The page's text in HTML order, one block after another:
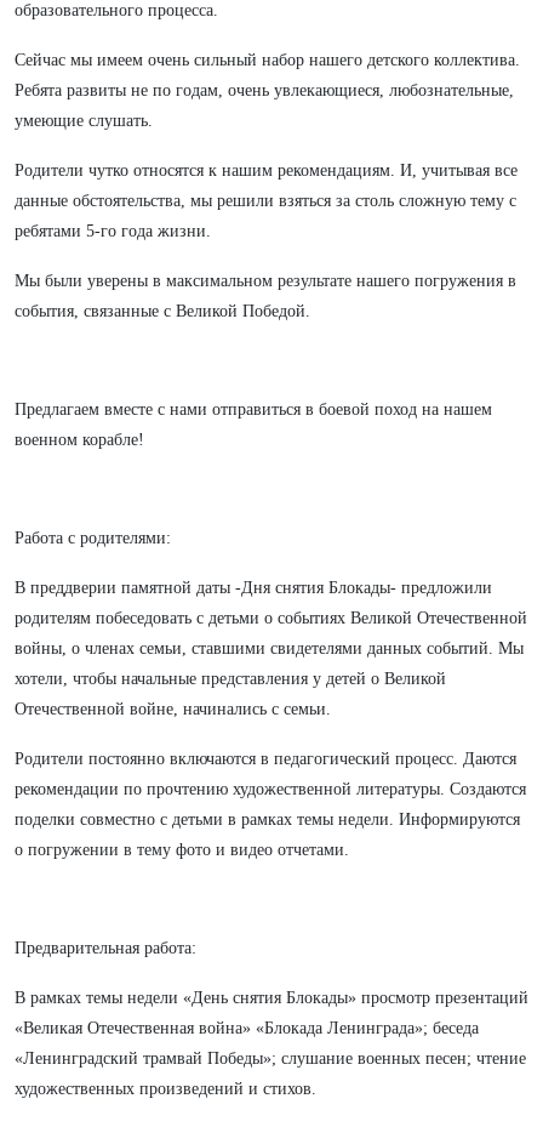
образовательного процесса.
Сейчас мы имеем очень сильный набор нашего детского коллектива.
Ребята развиты не по годам, очень увлекающиеся, любознательные,
умеющие слушать.
Родители чутко относятся к нашим рекомендациям. И, учитывая все
данные обстоятельства, мы решили взяться за столь сложную тему с
ребятами 5-го года жизни.
Мы были уверены в максимальном результате нашего погружения в
события, связанные с Великой Победой.
Предлагаем вместе с нами отправиться в боевой поход на нашем
военном корабле!
Работа с родителями:
В преддверии памятной даты -Дня снятия Блокады- предложили
родителям побеседовать с детьми о событиях Великой Отечественной
войны, о членах семьи, ставшими свидетелями данных событий. Мы
хотели, чтобы начальные представления у детей о Великой
Отечественной войне, начинались с семьи.
Родители постоянно включаются в педагогический процесс. Даются
рекомендации по прочтению художественной литературы. Создаются
поделки совместно с детьми в рамках темы недели. Информируются
о погружении в тему фото и видео отчетами.
Предварительная работа:
В рамках темы недели «День снятия Блокады» просмотр презентаций
«Великая Отечественная война» «Блокада Ленинграда»; беседа
«Ленинградский трамвай Победы»; слушание военных песен; чтение
художественных произведений и стихов.